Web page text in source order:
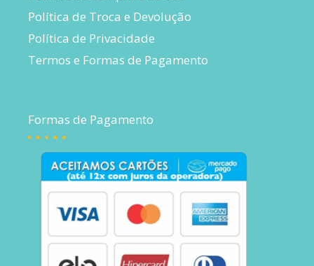
Política de Troca e Devolução
Política de Privacidade
Termos e Formas de Pagamento
Formas de Pagamento